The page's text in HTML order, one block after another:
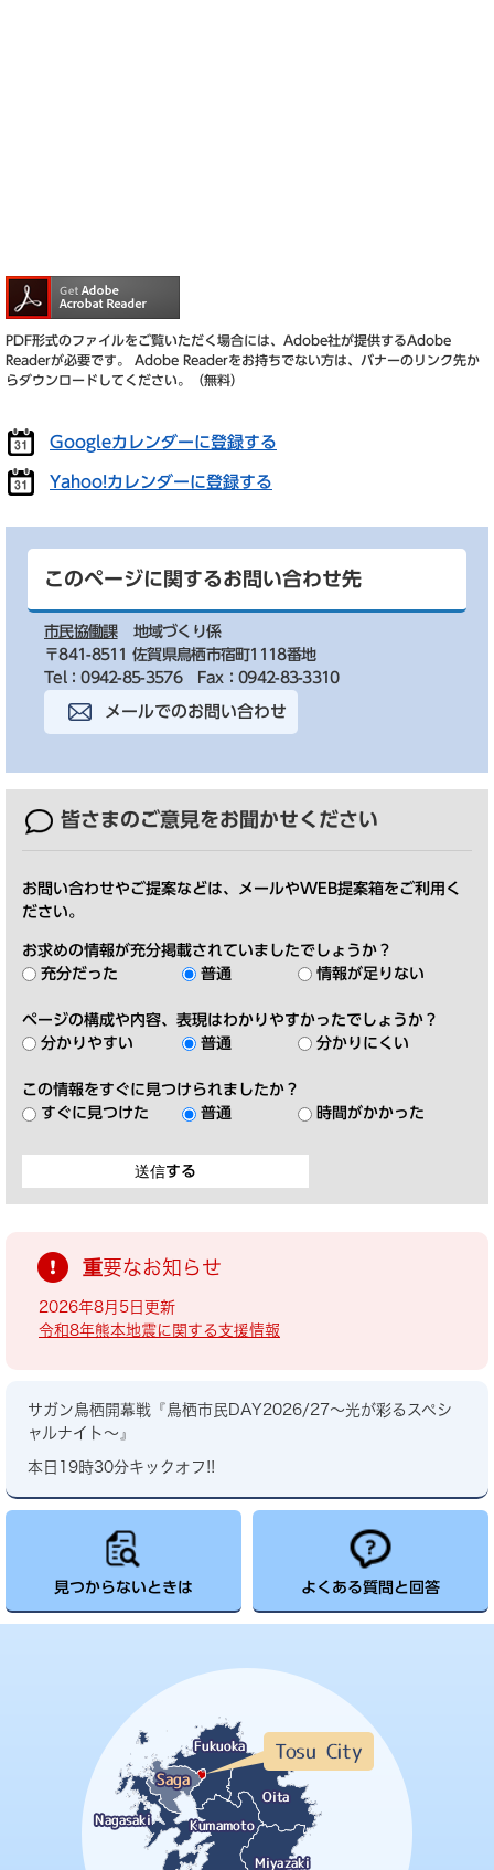
PDF形式のファイルをご覧いただく場合には、Adobe社が提供するAdobe
Readerが必要です。
Adobe Readerをお持ちでない方は、バナーのリンク先か
らダウンロードしてください。（無料）
Googleカレンダーに登録する
Yahoo!カレンダーに登録する
このページに関するお問い合わせ先
市民協働課
地域づくり係
〒841-8511 佐賀県鳥栖市宿町1118番地
Tel：0942-85-3576
Fax：0942-83-3310
メールでのお問い合わせ
皆さまのご意見をお聞かせください
お問い合わせやご提案などは、メールやWEB提案箱をご利用く
ださい。
お求めの情報が充分掲載されていましたでしょうか？
充分だった
普通 情報が足りない
ページの構成や内容、表現はわかりやすかったでしょうか？
分かりやすい
普通 分かりにくい
この情報をすぐに見つけられましたか？
すぐに見つけた
普通 時間がかかった
重要なお知らせ
2026年8月5日更新
令和8年熊本地震に関する支援情報
サガン鳥栖開幕戦『鳥栖市民DAY2026/27～光が彩るスペシ
ャルナイト～』
本日19時30分キックオフ!!
見つからないときは よくある質問と回答